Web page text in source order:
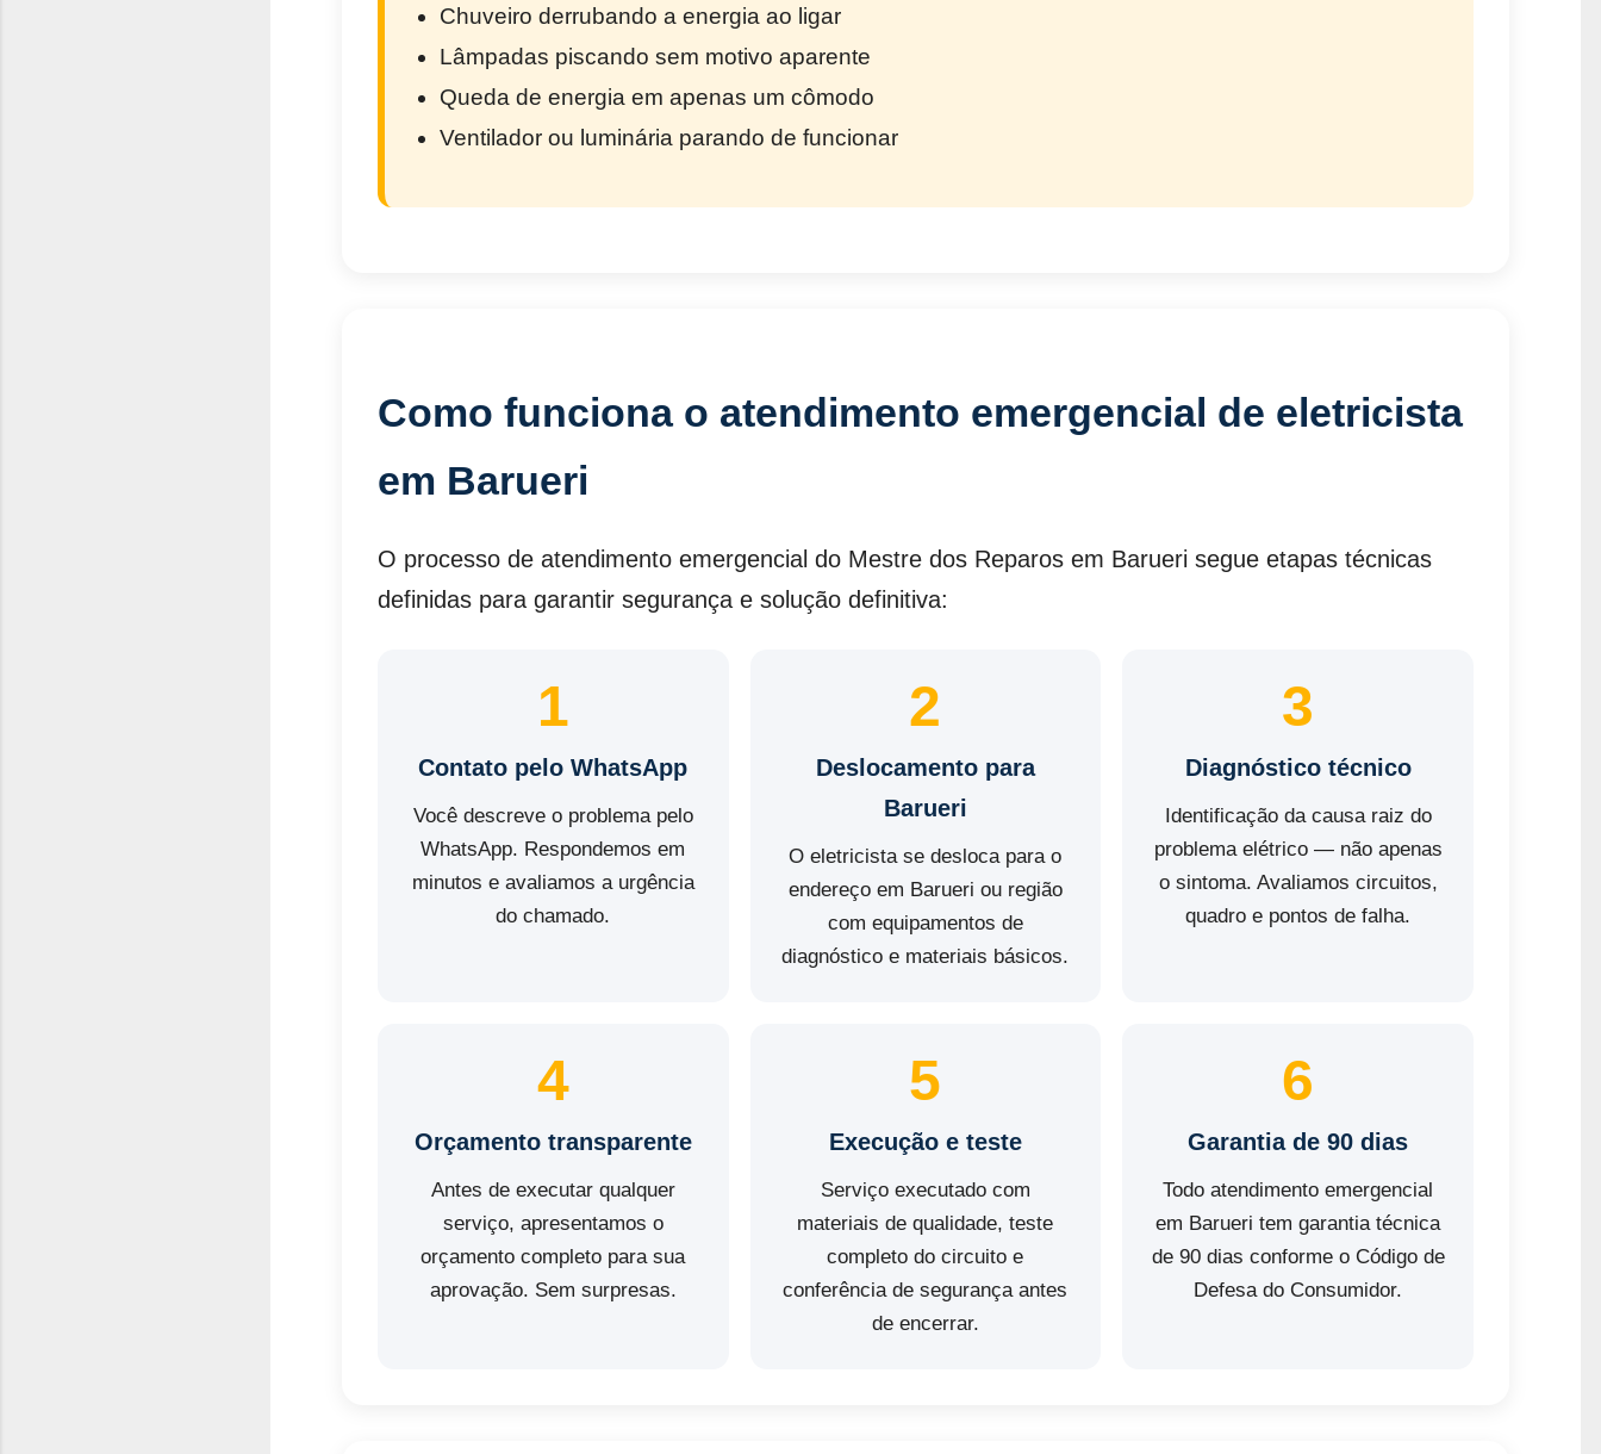
Chuveiro derrubando a energia ao ligar
Lâmpadas piscando sem motivo aparente
Queda de energia em apenas um cômodo
Ventilador ou luminária parando de funcionar
Como funciona o atendimento emergencial de eletricista
em Barueri
O processo de atendimento emergencial do Mestre dos Reparos em Barueri segue etapas técnicas
definidas para garantir segurança e solução definitiva:
1
Contato pelo WhatsApp
Você descreve o problema pelo
WhatsApp. Respondemos em
minutos e avaliamos a urgência
do chamado.
2
Deslocamento para
Barueri
O eletricista se desloca para o
endereço em Barueri ou região
com equipamentos de
diagnóstico e materiais básicos.
3
Diagnóstico técnico
Identificação da causa raiz do
problema elétrico — não apenas
o sintoma. Avaliamos circuitos,
quadro e pontos de falha.
4
Orçamento transparente
Antes de executar qualquer
serviço, apresentamos o
orçamento completo para sua
aprovação. Sem surpresas.
5
Execução e teste
Serviço executado com
materiais de qualidade, teste
completo do circuito e
conferência de segurança antes
de encerrar.
6
Garantia de 90 dias
Todo atendimento emergencial
em Barueri tem garantia técnica
de 90 dias conforme o Código de
Defesa do Consumidor.